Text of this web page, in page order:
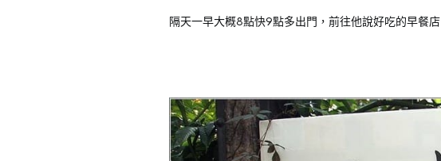
隔天一早大概8點快9點多出門，前往他說好吃的早餐店